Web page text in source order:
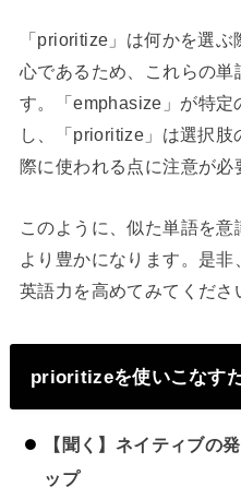
「prioritize」は何かを選
心であるため、これらの単
す。「emphasize」が特定
し、「prioritize」は選択肢
際に使われる点に注意が必
このように、似た単語を
より豊かになります。是非
英語力を高めてみてくださ
prioritizeを使いこなす
【聞く】ネイティブの
ップ